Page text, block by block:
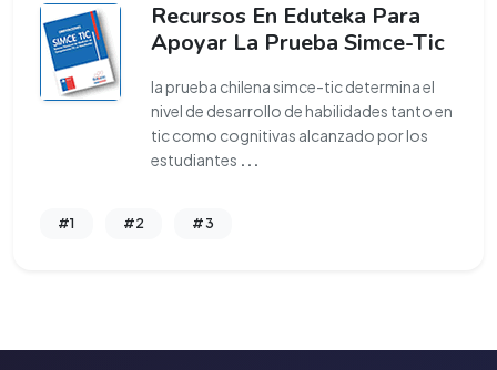
Recursos En Eduteka Para
Apoyar La Prueba Simce-Tic
la prueba chilena simce-tic determina el
nivel de desarrollo de habilidades tanto en
tic como cognitivas alcanzado por los
estudiantes ...
#1 #2 #3